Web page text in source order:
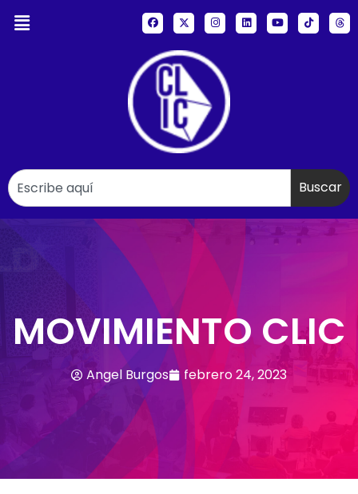
Buscar
MOVIMIENTO CLIC
Angel Burgos febrero 24, 2023